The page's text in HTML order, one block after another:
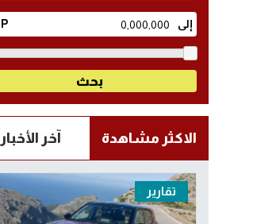
الاكثر مشاهدة آخر الأخبار
تقارير